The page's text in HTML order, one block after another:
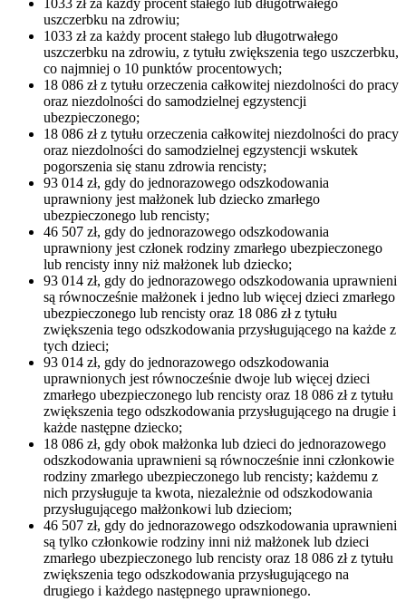
1033 zł za każdy procent stałego lub długotrwałego
uszczerbku na zdrowiu;
1033 zł za każdy procent stałego lub długotrwałego
uszczerbku na zdrowiu, z tytułu zwiększenia tego uszczerbku,
co najmniej o 10 punktów procentowych;
18 086 zł z tytułu orzeczenia całkowitej niezdolności do pracy
oraz niezdolności do samodzielnej egzystencji
ubezpieczonego;
18 086 zł z tytułu orzeczenia całkowitej niezdolności do pracy
oraz niezdolności do samodzielnej egzystencji wskutek
pogorszenia się stanu zdrowia rencisty;
93 014 zł, gdy do jednorazowego odszkodowania
uprawniony jest małżonek lub dziecko zmarłego
ubezpieczonego lub rencisty;
46 507 zł, gdy do jednorazowego odszkodowania
uprawniony jest członek rodziny zmarłego ubezpieczonego
lub rencisty inny niż małżonek lub dziecko;
93 014 zł, gdy do jednorazowego odszkodowania uprawnieni
są równocześnie małżonek i jedno lub więcej dzieci zmarłego
ubezpieczonego lub rencisty oraz 18 086 zł z tytułu
zwiększenia tego odszkodowania przysługującego na każde z
tych dzieci;
93 014 zł, gdy do jednorazowego odszkodowania
uprawnionych jest równocześnie dwoje lub więcej dzieci
zmarłego ubezpieczonego lub rencisty oraz 18 086 zł z tytułu
zwiększenia tego odszkodowania przysługującego na drugie i
każde następne dziecko;
18 086 zł, gdy obok małżonka lub dzieci do jednorazowego
odszkodowania uprawnieni są równocześnie inni członkowie
rodziny zmarłego ubezpieczonego lub rencisty; każdemu z
nich przysługuje ta kwota, niezależnie od odszkodowania
przysługującego małżonkowi lub dzieciom;
46 507 zł, gdy do jednorazowego odszkodowania uprawnieni
są tylko członkowie rodziny inni niż małżonek lub dzieci
zmarłego ubezpieczonego lub rencisty oraz 18 086 zł z tytułu
zwiększenia tego odszkodowania przysługującego na
drugiego i każdego następnego uprawnionego.